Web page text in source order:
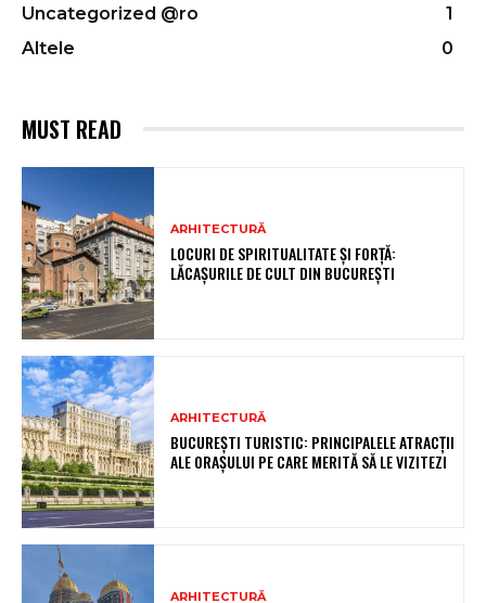
Uncategorized @ro
1
Altele
0
MUST READ
ARHITECTURĂ
LOCURI DE SPIRITUALITATE ȘI FORȚĂ:
LĂCAȘURILE DE CULT DIN BUCUREȘTI
ARHITECTURĂ
BUCUREȘTI TURISTIC: PRINCIPALELE ATRACȚII
ALE ORAȘULUI PE CARE MERITĂ SĂ LE VIZITEZI
ARHITECTURĂ